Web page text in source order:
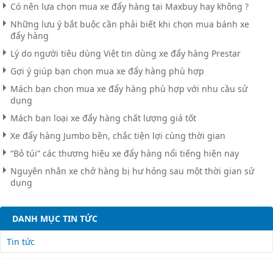
Có nên lựa chọn mua xe đẩy hàng tại Maxbuy hay không ?
Những lưu ý bắt buộc cần phải biết khi chọn mua bánh xe
đẩy hàng
Lý do người tiêu dùng Việt tin dùng xe đẩy hàng Prestar
Gợi ý giúp bạn chọn mua xe đẩy hàng phù hợp
Mách bạn chọn mua xe đẩy hàng phù hợp với nhu cầu sử
dụng
Mách bạn loại xe đẩy hàng chất lượng giá tốt
Xe đẩy hàng Jumbo bền, chắc tiện lợi cùng thời gian
“Bỏ túi” các thương hiệu xe đẩy hàng nổi tiếng hiện nay
Nguyên nhân xe chở hàng bị hư hỏng sau một thời gian sử
dụng
DANH MỤC TIN TỨC
Tin tức